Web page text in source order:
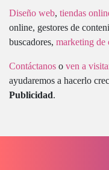
Diseño web, tiendas
online, gestores de
buscadores, marketing de
Contáctanos o ven a
ayudaremos a hacerlo
Publicidad.